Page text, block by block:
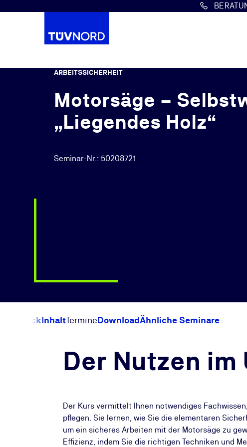
Springe zum Hauptinhalt
ARBEITSSICHERHEIT
Motorsäge –
„Liegendes Holz“
Seminar-Nr.: 50208721
ÜberblickInhaltTermineDownloadÄhnliche Seminare
Der Nutzen
Der Kurs vermittelt Ihnen notwendiges
pflegen. Sie lernen, wie Sie die elementaren
um ein sicheres Arbeiten mit der Motorsäge zu
Effizienz, indem Sie die richtigen Techniken und